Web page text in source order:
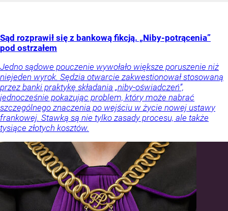
Sąd rozprawił się z bankową fikcją. „Niby-potrącenia”
pod ostrzałem
Jedno sądowe pouczenie wywołało większe poruszenie niż
niejeden wyrok. Sędzia otwarcie zakwestionował stosowaną
przez banki praktykę składania „niby-oświadczeń”,
jednocześnie pokazując problem, który może nabrać
szczególnego znaczenia po wejściu w życie nowej ustawy
frankowej. Stawką są nie tylko zasady procesu, ale także
tysiące złotych kosztów.